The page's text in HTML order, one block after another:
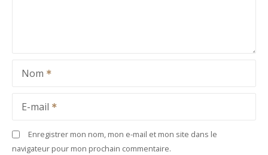
Nom
E-mail
Enregistrer mon nom, mon e-mail et mon site dans le
navigateur pour mon prochain commentaire.